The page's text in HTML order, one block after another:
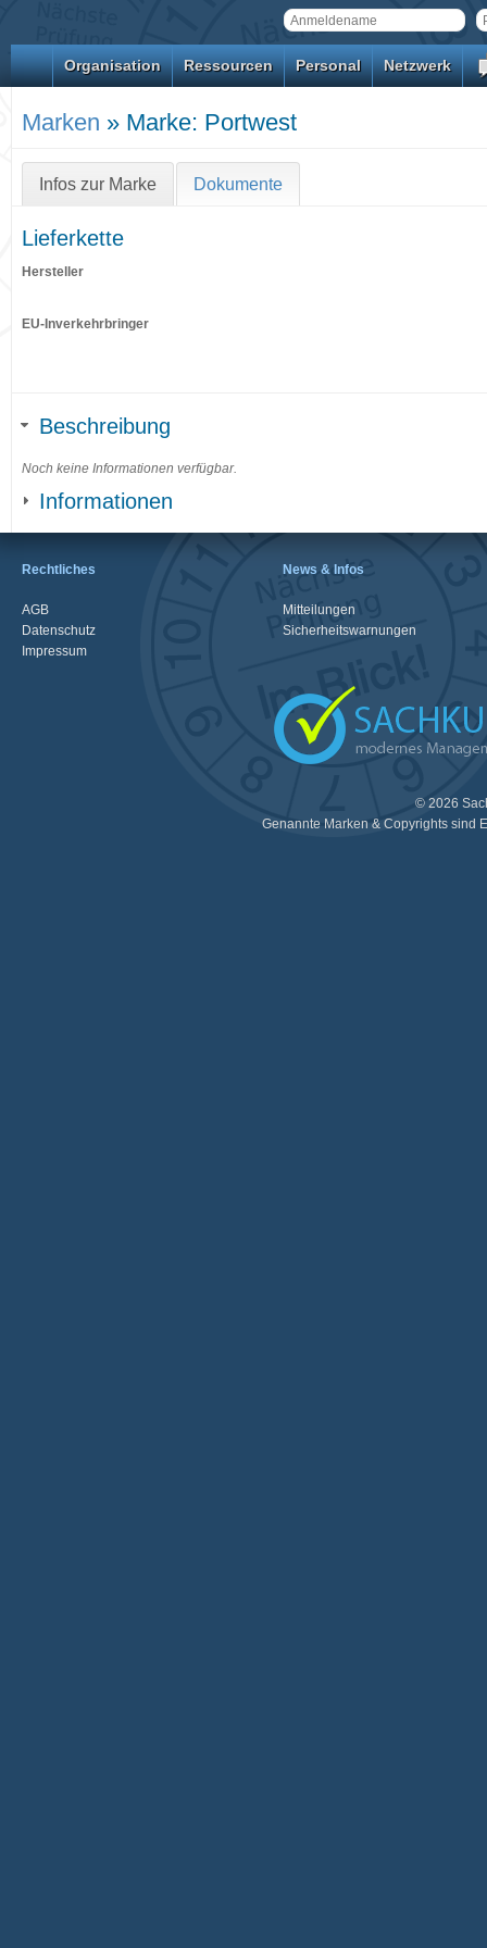
Organisation Ressourcen Personal Netzwerk
Marken » Marke: Portwest
Infos zur Marke Dokumente
Lieferkette
Hersteller
EU-Inverkehrbringer
Beschreibung
Noch keine Informationen verfügbar.
Informationen
Rechtliches
AGB
Datenschutz
Impressum
News & Infos
Mitteilungen
Sicherheitswarnungen
© 2026
Genannte Marken & Copyrights sind